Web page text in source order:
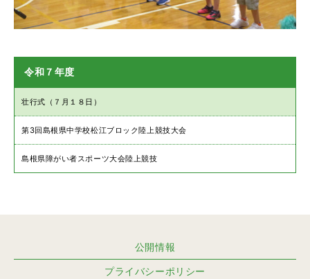
令和７年度
壮行式（７月１８日）
第3回島根県中学校松江ブロック陸上競技大会
島根県障がい者スポーツ大会陸上競技
公開情報
プライバシーポリシー